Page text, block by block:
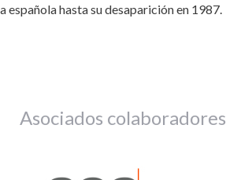
hasta su desaparición en 1987.
Asociados colaboradores